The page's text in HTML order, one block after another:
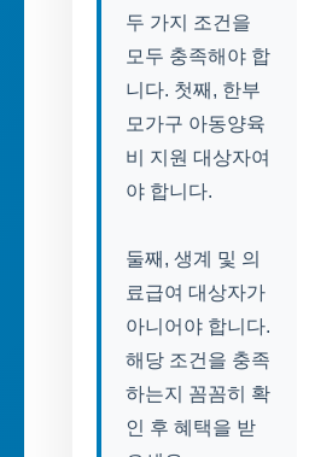
두 가지 조건을
모두 충족해야 합
니다. 첫째, 한부
모가구 아동양육
비 지원 대상자여
야 합니다.
둘째, 생계 및 의
료급여 대상자가
아니어야 합니다.
해당 조건을 충족
하는지 꼼꼼히 확
인 후 혜택을 받